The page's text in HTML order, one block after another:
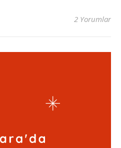
2 Yorumlar